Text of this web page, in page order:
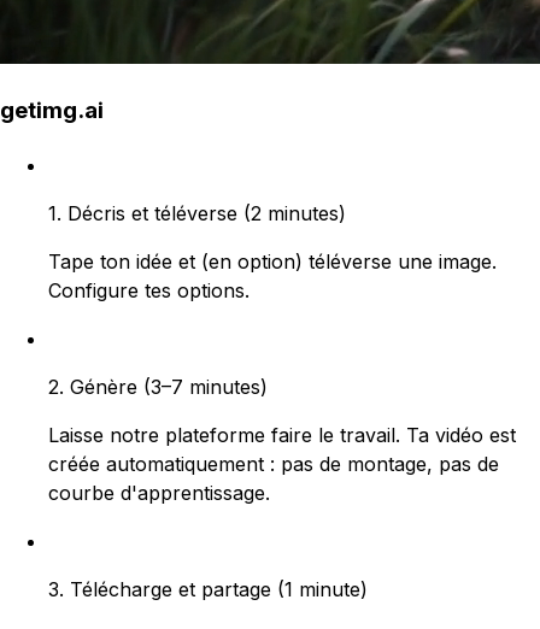
getimg.ai
1. Décris et téléverse (2 minutes)
Tape ton idée et (en option) téléverse une image.
Configure tes options.
2. Génère (3–7 minutes)
Laisse notre plateforme faire le travail. Ta vidéo est
créée automatiquement : pas de montage, pas de
courbe d'apprentissage.
3. Télécharge et partage (1 minute)